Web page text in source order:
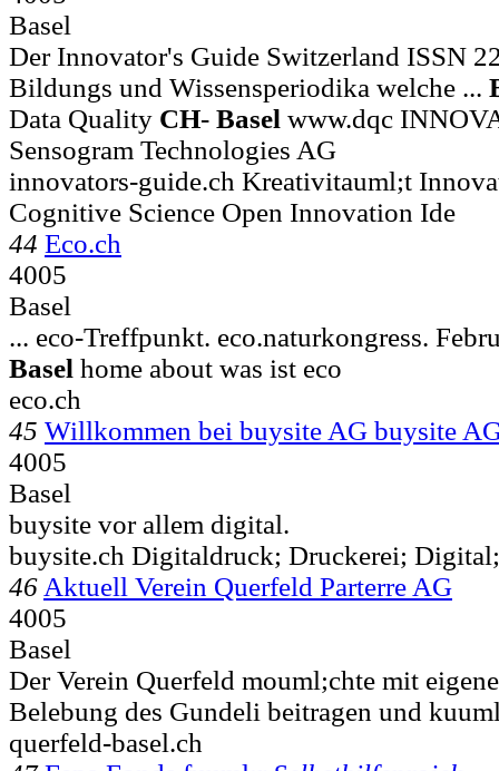
Basel
Der Innovator's Guide Switzerland ISSN
Bildungs und Wissensperiodika welche ...
Data Quality CH- Basel www.dqc
Sensogram Technologies AG
innovators-guide.ch Kreativitauml;t
Cognitive Science Open Innovation Ide
44 Eco.ch
4005
Basel
... eco-Treffpunkt. eco.naturkongress.
Basel home about was ist eco
eco.ch
45 Willkommen bei buysite AG buysite
4005
Basel
buysite vor allem digital.
buysite.ch Digitaldruck; Druckerei;
46 Aktuell Verein Querfeld Parterre AG
4005
Basel
Der Verein Querfeld mouml;chte mit
Belebung des Gundeli beitragen und
querfeld-basel.ch